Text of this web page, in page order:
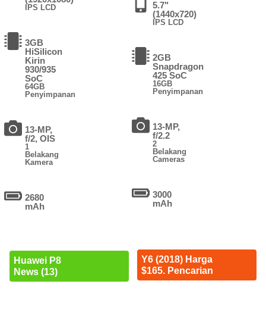
IPS LCD
3GB
HiSilicon
Kirin
930/935
SoC
64GB
Penyimpanan
13-MP,
f/2, OIS
1
Belakang
Kamera
2680
mAh
Huawei P8
News (13)
5.7"
(1440x720)
IPS LCD
2GB
Snapdragon
425 SoC
16GB
Penyimpanan
13-MP,
f/2.2
2
Belakang
Cameras
3000
mAh
Y6 (2018) Harga
$165. Pencarian